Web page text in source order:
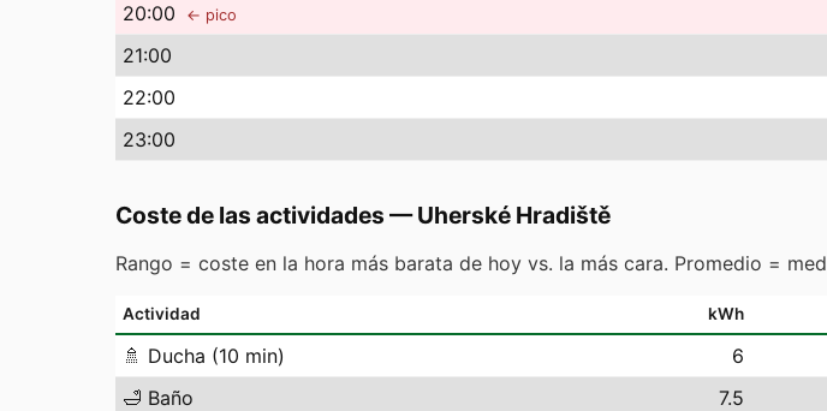
20:00 ← pico
21:00
22:00
23:00
Coste de las actividades —Uherské Hradiště
Rango = coste en la hora más barata de hoy vs. la más cara. Promedio =
Actividad kWh
🚿 Ducha (10 min) 6
🛁 Baño 7.5